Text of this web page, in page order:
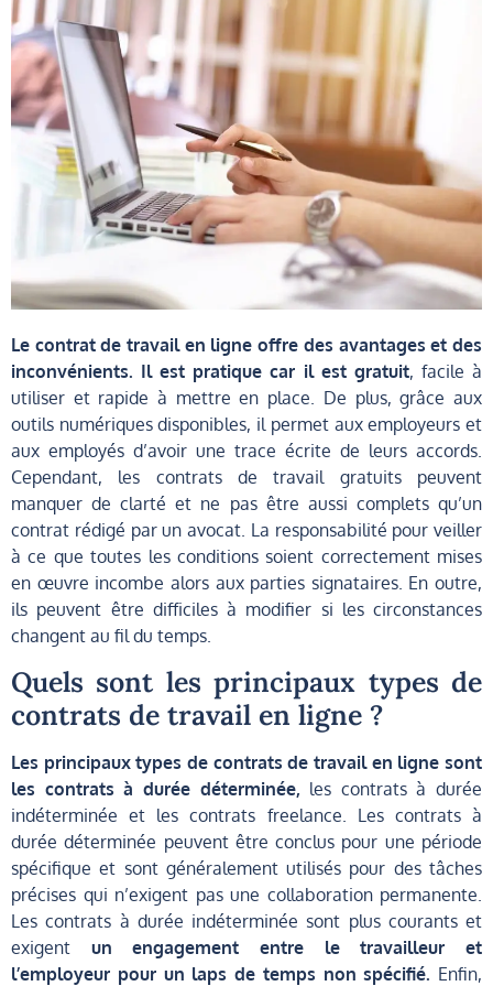
Le contrat de travail en ligne offre des avantages et des
inconvénients. Il est pratique car il est gratuit, facile à
utiliser et rapide à mettre en place. De plus, grâce aux
outils numériques disponibles, il permet aux employeurs et
aux employés d’avoir une trace écrite de leurs accords.
Cependant, les contrats de travail gratuits peuvent
manquer de clarté et ne pas être aussi complets qu’un
contrat rédigé par un avocat. La responsabilité pour veiller
à ce que toutes les conditions soient correctement mises
en œuvre incombe alors aux parties signataires. En outre,
ils peuvent être difficiles à modifier si les circonstances
changent au fil du temps.
Quels sont les principaux types de
contrats de travail en ligne ?
Les principaux types de contrats de travail en ligne sont
les contrats à durée déterminée, les contrats à durée
indéterminée et les contrats freelance. Les contrats à
durée déterminée peuvent être conclus pour une période
spécifique et sont généralement utilisés pour des tâches
précises qui n’exigent pas une collaboration permanente.
Les contrats à durée indéterminée sont plus courants et
exigent un engagement entre le travailleur et
l’employeur pour un laps de temps non spécifié. Enfin,